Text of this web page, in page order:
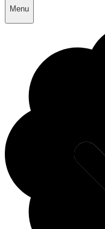
Menu